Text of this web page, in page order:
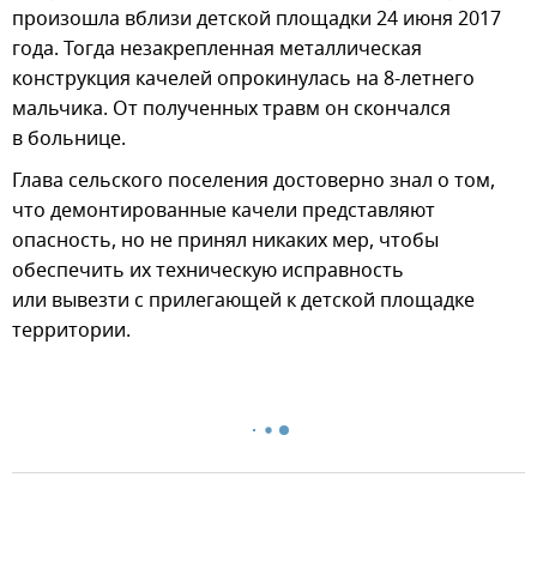
произошла вблизи детской площадки 24 июня 2017
года. Тогда незакрепленная металлическая
конструкция качелей опрокинулась на 8-летнего
мальчика. От полученных травм он скончался
в больнице.
Глава сельского поселения достоверно знал о том,
что демонтированные качели представляют
опасность, но не принял никаких мер, чтобы
обеспечить их техническую исправность
или вывезти с прилегающей к детской площадке
территории.